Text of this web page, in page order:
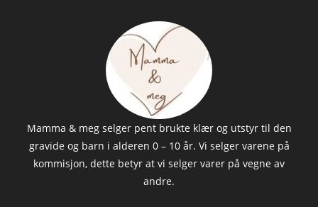
Mamma & meg selger pent brukte klær og utstyr til den
gravide og barn i alderen 0 – 10 år. Vi selger varene på
kommisjon, dette betyr at vi selger varer på vegne av
andre.